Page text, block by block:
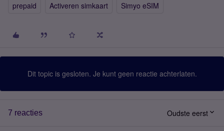
prepaid Activeren simkaart Simyo eSIM
Dit topic is gesloten. Je kunt geen reactie achterlaten.
7 reacties Oudste eerst